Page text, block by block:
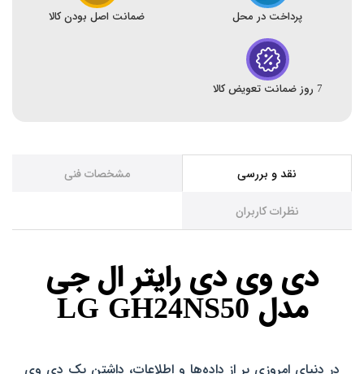
پرداخت در محل ضمانت اصل بودن کالا
7 روز ضمانت تعویض کالا
نقد و بررسی مشخصات فنی
نظرات کاربران
دی وی دی رایتر ال جی
مدل LG GH24NS50
در دنیای امروزی پر از داده‌ها و اطلاعات، داشتن یک دی وی